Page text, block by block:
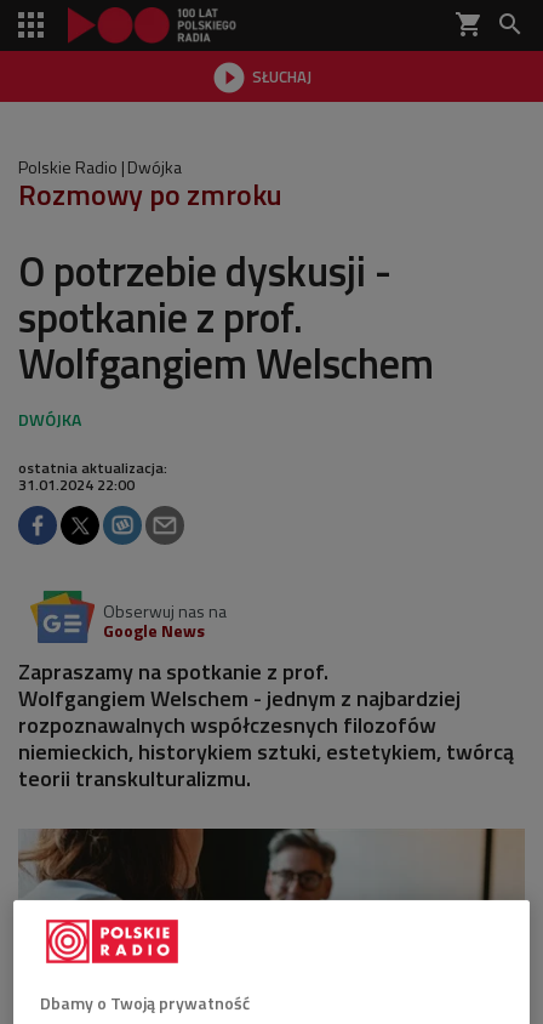
shopping_cart 
 SŁUCHAJ

Polskie Radio Dwójka
Rozmowy po zmroku
O potrzebie dyskusji -
spotkanie z prof.
Wolfgangiem Welschem
ostatnia aktualizacja:
31.01.2024 22:00
Obserwuj nas na
Google News
Zapraszamy na spotkanie z prof.
Wolfgangiem Welschem - jednym z najbardziej
rozpoznawalnych współczesnych filozofów
niemieckich, historykiem sztuki, estetykiem, twórcą
teorii transkulturalizmu.
Dbamy o Twoją prywatność